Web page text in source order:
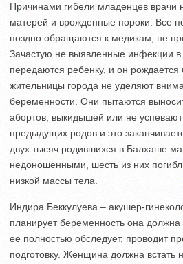
Причинами гибели младенцев врачи
матерей и врожденные пороки. Все
поздно обращаются к медикам, не
Зачастую не выявленные инфекции
передаются ребенку, и он рождается
жительницы города не уделяют
беременности. Они пытаются
абортов, выкидышей или не успевают
предыдущих родов и это
двух тысяч родившихся в Балхаше
недоношенными, шесть из них
низкой массы тела.
Индира Беккулуева – акушер-
планирует беременность она должна
ее полностью обследует, проводит
подготовку. Женщина должна встать